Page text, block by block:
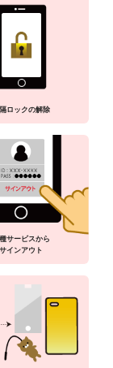
ロックの解除
サービスから
サインアウト